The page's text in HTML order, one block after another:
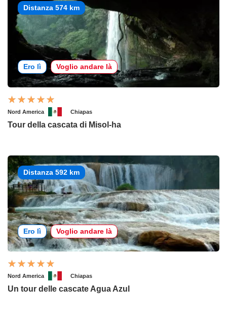
Distanza 574 km
Ero lì Voglio andare là
Nord America Chiapas
Tour della cascata di Misol-ha
Distanza 592 km
Ero lì Voglio andare là
Nord America Chiapas
Un tour delle cascate Agua Azul